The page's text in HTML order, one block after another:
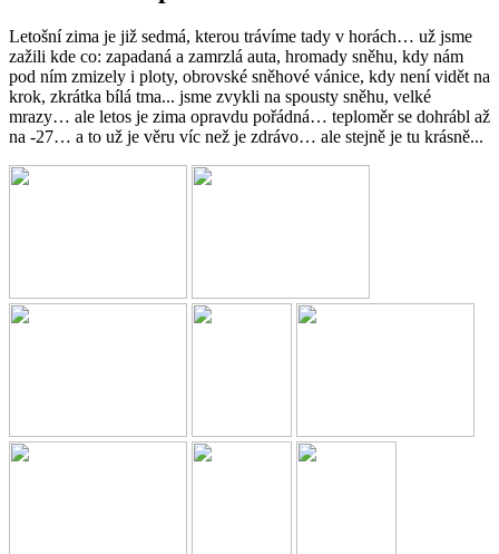
Letošní zima je již sedmá, kterou trávíme tady v horách… už jsme
zažili kde co: zapadaná a zamrzlá auta, hromady sněhu, kdy nám
pod ním zmizely i ploty, obrovské sněhové vánice, kdy není vidět na
krok, zkrátka bílá tma... jsme zvykli na spousty sněhu, velké
mrazy… ale letos je zima opravdu pořádná… teploměr se dohrábl až
na -27… a to už je věru víc než je zdrávo… ale stejně je tu krásně...